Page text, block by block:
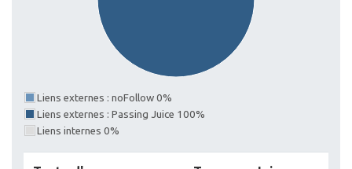
Liens externes : noFollow 0%
Liens externes : Passing Juice 100%
Liens internes 0%